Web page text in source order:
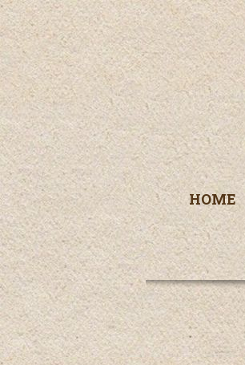
HOME